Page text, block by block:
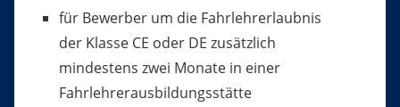
für Bewerber um die Fahrlehrerlaubnis
der Klasse CE oder DE zusätzlich
mindestens zwei Monate in einer
Fahrlehrerausbildungsstätte